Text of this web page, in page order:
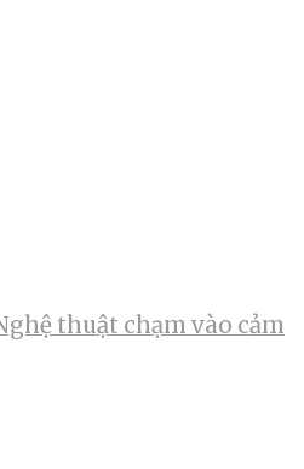
thuật chạm vào cảm